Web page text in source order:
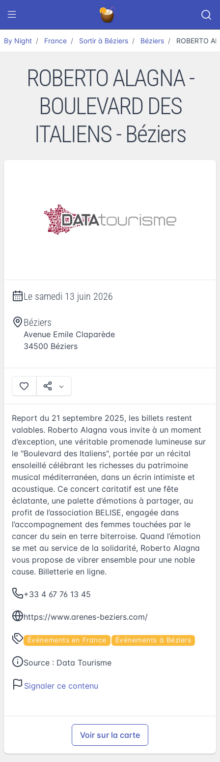
By Night France Sortir à Béziers Béziers ROBERTO
ROBERTO ALAGNA -
BOULEVARD DES
ITALIENS - Béziers
Le samedi 13 juin 2026
Béziers
Avenue Emile Claparède
34500 Béziers
Report du 21 septembre 2025, les billets restent
valables. Roberto Alagna vous invite à un moment
d’exception, une véritable promenade lumineuse sur
le "Boulevard des Italiens", portée par un récital
ensoleillé célébrant les richesses du patrimoine
musical méditerranéen, dans un écrin intimiste et
acoustique. Ce concert caritatif est une fête
éclatante, une palette d’émotions à partager, au
profit de l’association BELISE, engagée dans
l’accompagnement des femmes touchées par le
cancer du sein en terre biterroise. Quand l’émotion
se met au service de la solidarité, Roberto Alagna
vous propose de vibrer ensemble pour une noble
cause. Billetterie en ligne.
+33 4 67 76 13 45
https://www.arenes-beziers.com/
Événements en France Événements à Béziers
Source : Data Tourisme
Signaler ce contenu
Voir sur la carte